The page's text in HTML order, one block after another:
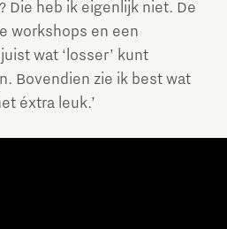
Die heb ik eigenlijk niet. De
workshops en een
wat ‘losser’ kunt
Bovendien zie ik best wat
éxtra leuk.’